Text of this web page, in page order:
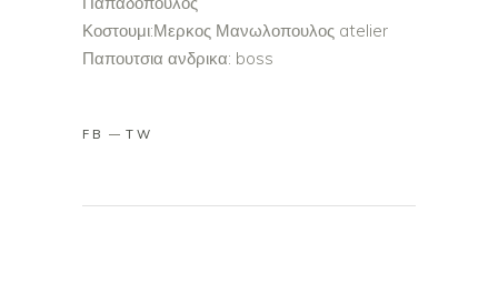
Κοστουμι:Μερκος Μανωλοπουλος atelier
Παπουτσια ανδρικα: boss
FB TW